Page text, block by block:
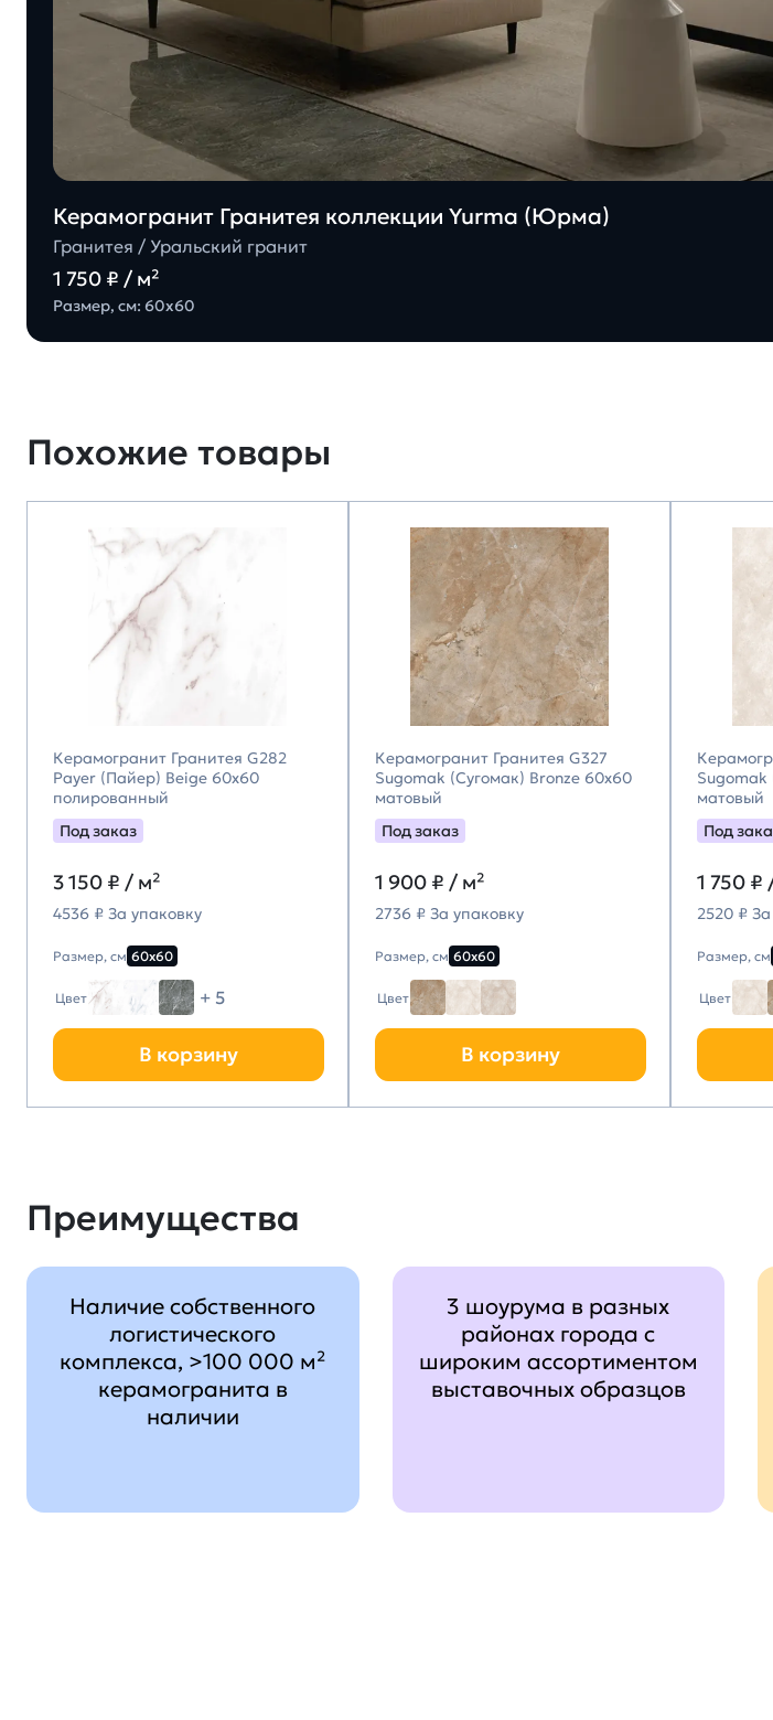
Керамогранит Гранитея коллекции Yurma (Юрма)
Гранитея / Уральский гранит
1 750 ₽ / м²
Размер, см: 60х60
Похожие товары
Керамогранит Гранитея G282
Payer (Пайер) Beige 60х60
полированный
Под заказ
3 150 ₽ / м²
4536 ₽ За упаковку
Размер, см 60х60
Цвет + 5
В корзину
Керамогранит Гранитея G327
Sugomak (Сугомак) Bronze 60х60
матовый
Под заказ
1 900 ₽ / м²
2736 ₽ За упаковку
Размер, см 60х60
Цвет
В корзину
Sugomak
матовый
Под
1 750 ₽
2520 ₽
Размер, см
Цвет
Преимущества
Наличие собственного
логистического
комплекса, >100 000 м²
керамогранита в
наличии
3 шоурума в разных
районах города с
широким ассортиментом
выставочных образцов